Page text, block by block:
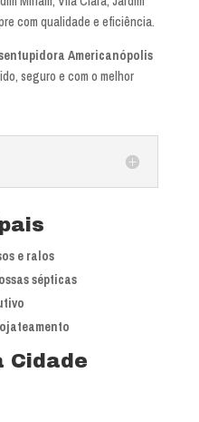
com qualidade e eficiência.
Americanópolis
seguro e com o melhor
e ralos
sépticas
Cidade